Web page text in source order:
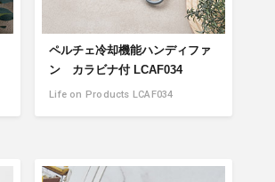
ペルチェ冷却機能ハンディファ
ン カラビナ付 LCAF034
Life on Products LCAF034